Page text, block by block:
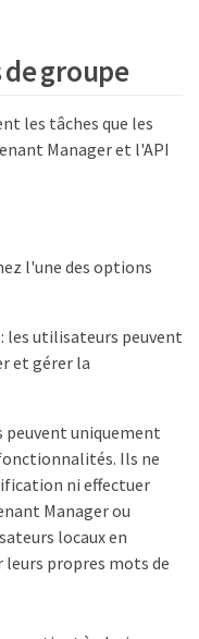
groupe
les tâches que les
Manager et l'API
l'une des options
les utilisateurs peuvent
et gérer la
uniquement
Ils ne
ni effectuer
Manager ou
locaux en
propres mots de